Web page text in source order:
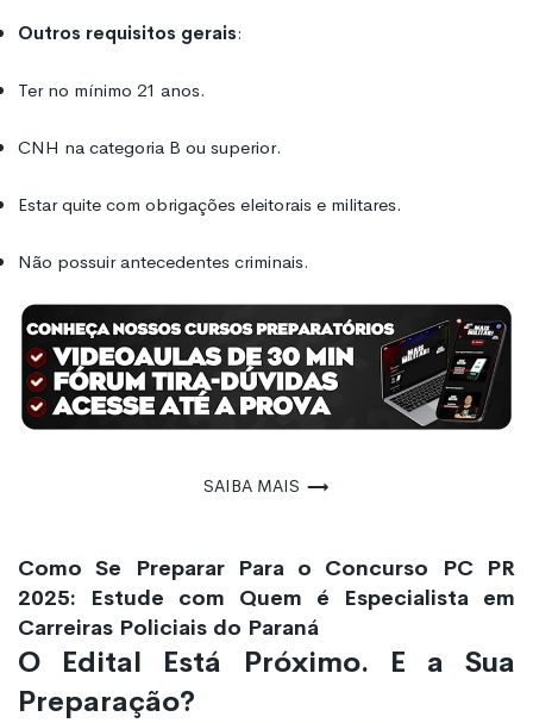
Outros requisitos gerais:
Ter no mínimo 21 anos.
CNH na categoria B ou superior.
Estar quite com obrigações eleitorais e militares.
Não possuir antecedentes criminais.
Saiba mais
Como Se Preparar Para o Concurso PC PR
2025: Estude com Quem é Especialista em
Carreiras Policiais do Paraná
O Edital Está Próximo. E a Sua
Preparação?